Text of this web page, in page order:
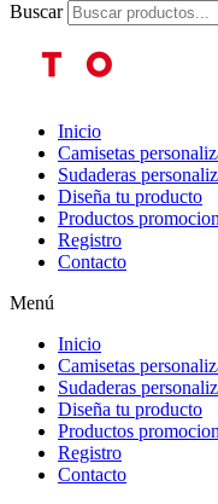
Buscar
Inicio
Camisetas
Sudaderas
Diseña tu producto
Productos
Registro
Contacto
Menú
Inicio
Camisetas
Sudaderas
Diseña tu producto
Productos
Registro
Contacto